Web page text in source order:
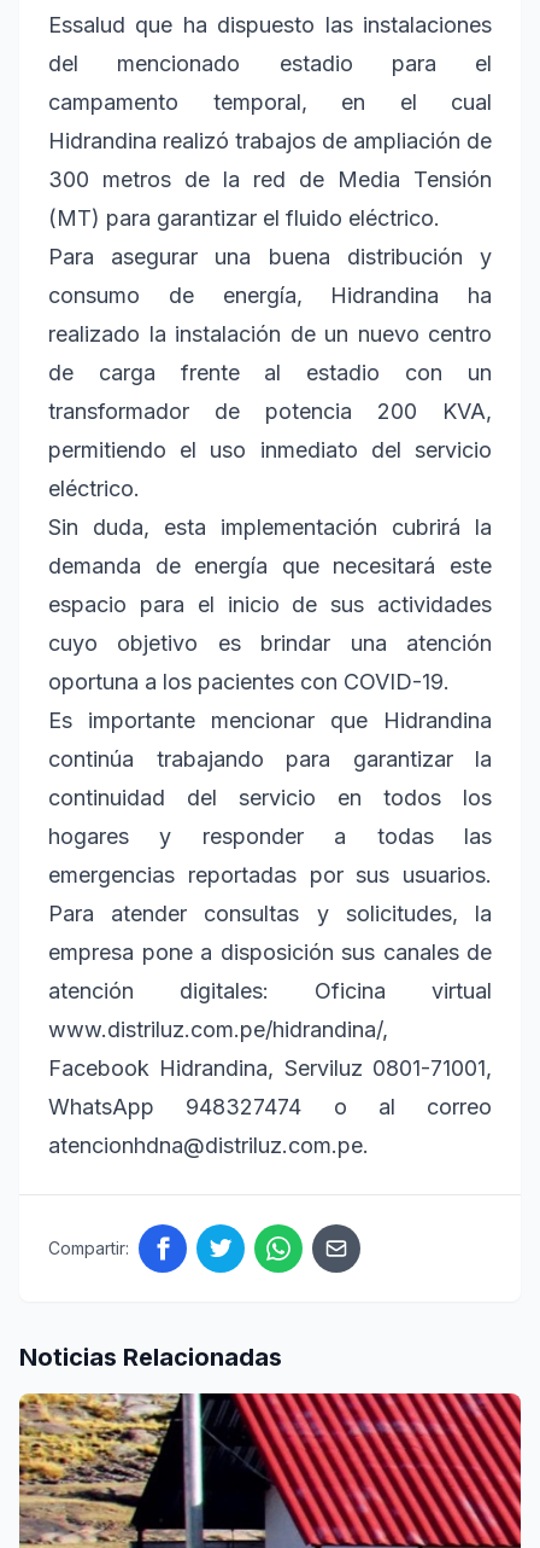
Essalud que ha dispuesto las instalaciones
del mencionado estadio para el
campamento temporal, en el cual
Hidrandina realizó trabajos de ampliación de
300 metros de la red de Media Tensión
(MT) para garantizar el fluido eléctrico.
Para asegurar una buena distribución y
consumo de energía, Hidrandina ha
realizado la instalación de un nuevo centro
de carga frente al estadio con un
transformador de potencia 200 KVA,
permitiendo el uso inmediato del servicio
eléctrico.
Sin duda, esta implementación cubrirá la
demanda de energía que necesitará este
espacio para el inicio de sus actividades
cuyo objetivo es brindar una atención
oportuna a los pacientes con COVID-19.
Es importante mencionar que Hidrandina
continúa trabajando para garantizar la
continuidad del servicio en todos los
hogares y responder a todas las
emergencias reportadas por sus usuarios.
Para atender consultas y solicitudes, la
empresa pone a disposición sus canales de
atención digitales: Oficina virtual
www.distriluz.com.pe/hidrandina/,
Facebook Hidrandina, Serviluz 0801-71001,
WhatsApp 948327474 o al correo
atencionhdna@distriluz.com.pe.
Compartir:
Noticias Relacionadas